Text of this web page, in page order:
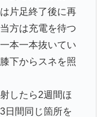
片足終了後に再
方は充電を待つ
本一本抜いてい
下からスネを照
したら2週間ほ
日間同じ箇所を